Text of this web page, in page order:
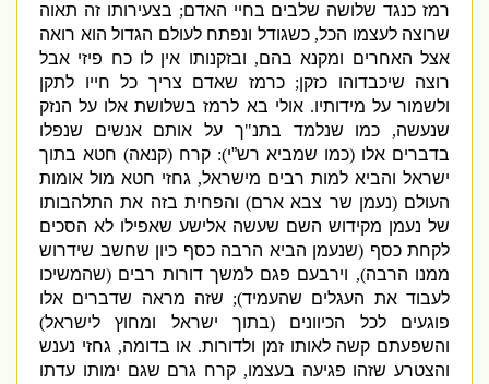
רמז כנגד שלושה שלבים בחיי האדם;בצעירותו זה תאוה
שרוצה לעצמו הכל,כשגודל ונפתח לעולם הגדול הוא רואה
אצל האחרים ומקנא בהם,ובזקנותו אין לו כח פיזי אבל
רוצה שיכבדוהו כזקן;כרמז שאדם צריך כל חייו לתקן
ולשמור על מידותיו.אולי בא לרמז בשלושת אלו על הנזק
שנעשה,כמו שנלמד בתנ"ך על אותם אנשים שנפלו
בדברים אלו(כמו שמביא רש”י):קרח(קנאה)חטא בתוך
ישראל והביא למות רבים מישראל,גחזי חטא מול אומות
העולם(נעמן שר צבא ארם)והפחית בזה את התלהבותו
של נעמן מקידוש השם שעשה אלישע שאפילו לא הסכים
לקחת כסף(שנעמן הביא הרבה כסף כיון שחשב שידרוש
ממנו הרבה),וירבעם פגם למשך דורות רבים(שהמשיכו
לעבוד את העגלים שהעמיד);שזה מראה שדברים אלו
פוגעים לכל הכיוונים( בתוך ישראל ומחוץ לישראל)
והשפעתם קשה לאותו זמן ולדורות.או בדומה,גחזי נענש
והצטרע שזהו פגיעה בעצמו,קרח גרם שגם ימותו עדתו